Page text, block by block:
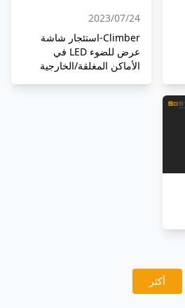
24‏/07‏/2023
Climber-استئجار شاشة
عرض للضوء LED في
الأماكن المغلقة/الخارجية
أكثر